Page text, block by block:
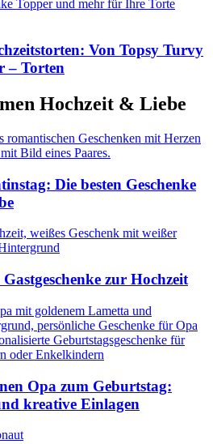
Von Topsy Turvy
– Torten
Hochzeit & Liebe
Die besten Geschenke
zur Hochzeit
Opa zum Geburtstag:
kreative Einlagen